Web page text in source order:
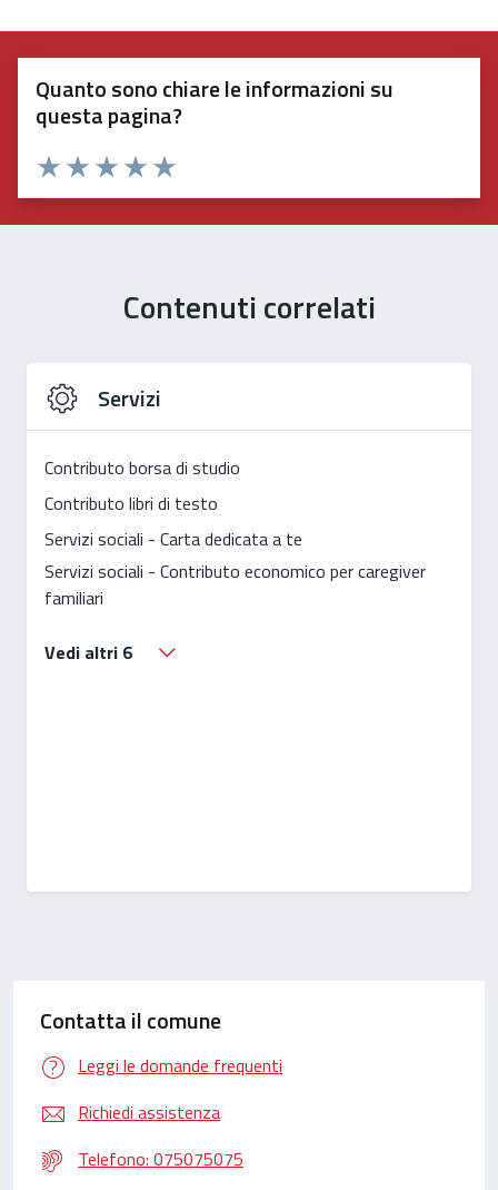
Quanto sono chiare le informazioni su
questa pagina?
Valuta 5 stelle su 5
Valuta 4 stelle su 5
Valuta 3 stelle su 5
Valuta 2 stelle su 5
Valuta 1 stelle su 5
Contenuti correlati
Servizi
Contributo borsa di studio
Contributo libri di testo
Servizi sociali - Carta dedicata a te
Servizi sociali - Contributo economico per caregiver
familiari
Vedi altri 6
Contatta il comune
Leggi le domande frequenti
Richiedi assistenza
Telefono: 075075075